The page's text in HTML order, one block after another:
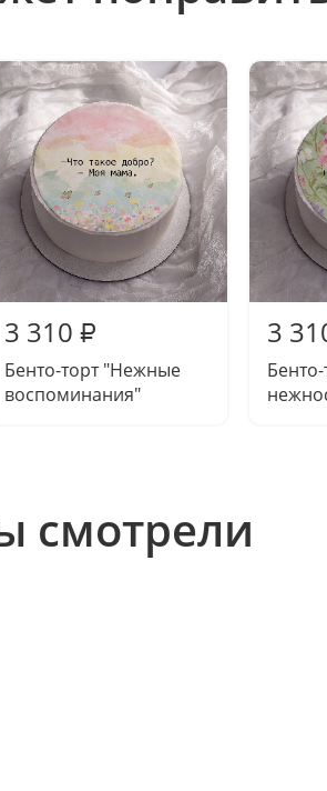
3 310 ₽
Бенто-торт "Нежные
воспоминания"
3
смотрели